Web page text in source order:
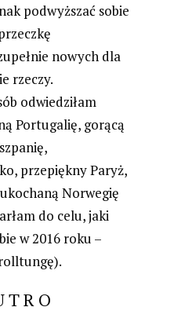
podwyższać sobie
nowych dla
rzeczy.
odwiedziłam
Portugalię, gorącą
przepiękny Paryż,
Norwegię
do celu, jaki
w 2016 roku –
T R O